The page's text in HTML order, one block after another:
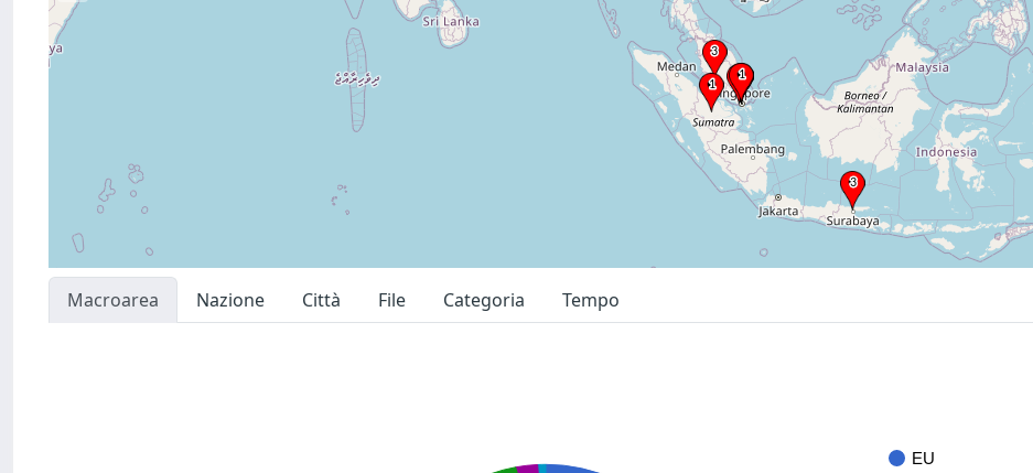
Macroarea Nazione Città File Categoria
Tempo
EU